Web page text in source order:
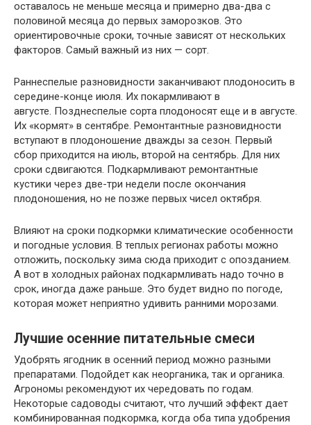
оставалось не меньше месяца и примерно два-два с
половиной месяца до первых заморозков. Это
ориентировочные сроки, точные зависят от нескольких
факторов. Самый важный из них — сорт.
Раннеспелые разновидности заканчивают плодоносить в
середине-конце июля. Их покармливают в
августе. Позднеспелые сорта плодоносят еще и в августе.
Их «кормят» в сентябре. Ремонтантные разновидности
вступают в плодоношение дважды за сезон. Первый
сбор приходится на июль, второй на сентябрь. Для них
сроки сдвигаются. Подкармливают ремонтантные
кустики через две-три недели после окончания
плодоношения, но не позже первых чисел октября.
Влияют на сроки подкормки климатические особенности
и погодные условия. В теплых регионах работы можно
отложить, поскольку зима сюда приходит с опозданием.
А вот в холодных районах подкармливать надо точно в
срок, иногда даже раньше. Это будет видно по погоде,
которая может неприятно удивить ранними морозами.
Лучшие осенние питательные смеси
Удобрять ягодник в осенний период можно разными
препаратами. Подойдет как неорганика, так и органика.
Агрономы рекомендуют их чередовать по годам.
Некоторые садоводы считают, что лучший эффект дает
комбинированная подкормка, когда оба типа удобрения